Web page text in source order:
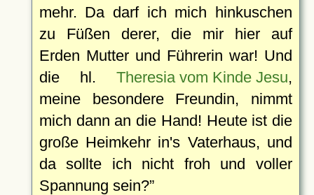
mehr. Da darf ich mich hinkuschen
zu Füßen derer, die mir hier auf
Erden Mutter und Führerin war! Und
die hl. Theresia vom Kinde Jesu,
meine besondere Freundin, nimmt
mich dann an die Hand! Heute ist die
große Heimkehr in's Vaterhaus, und
da sollte ich nicht froh und voller
Spannung sein?